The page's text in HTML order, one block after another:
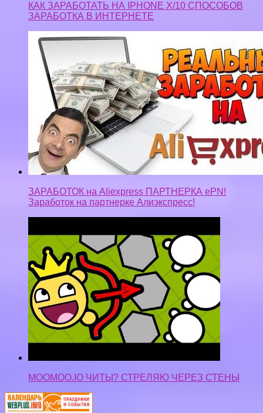
КАК ЗАРАБОТАТЬ НА IPHONE X/10 СПОСОБОВ
ЗАРАБОТКА В ИНТЕРНЕТЕ
ЗАРАБОТОК на Aliexpress ПАРТНЕРКА ePN!
Заработок на партнерке Алиэкспресс!
MOOMOO.IO ЧИТЫ? СТРЕЛЯЮ ЧЕРЕЗ СТЕНЫ